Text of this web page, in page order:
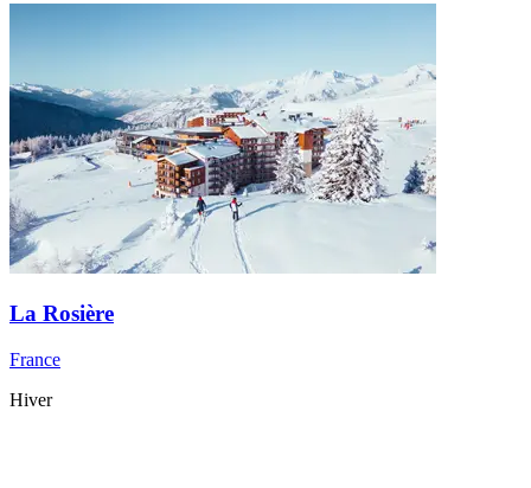
La Rosière
France
Hiver